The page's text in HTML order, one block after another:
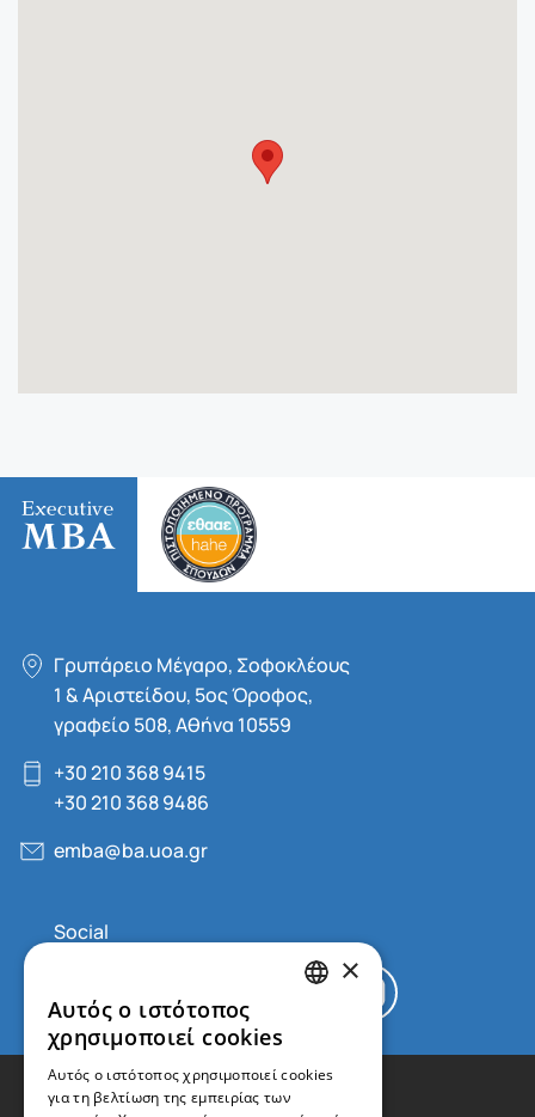
Γρυπάρειο Μέγαρο, Σοφοκλέους
1 & Αριστείδου, 5oς Όροφος,
γραφείο 508, Αθήνα 10559
+30 210 368 9415
+30 210 368 9486
emba@ba.uoa.gr
×
Αυτός ο ιστότοπος
χρησιμοποιεί cookies
Αυτός ο ιστότοπος χρησιμοποιεί cookies
για τη βελτίωση της εμπειρίας των